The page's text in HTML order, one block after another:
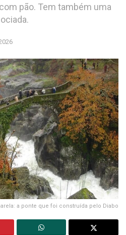
pão. Tem também uma
a ponte que foi construída pelo Diabo